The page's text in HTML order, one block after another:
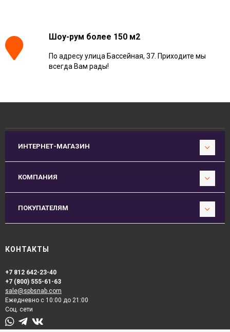
Шоу-рум более 150 м2
По адресу улица Бассейная, 37. Приходите мы
всегда Вам рады!
ИНТЕРНЕТ-МАГАЗИН
КОМПАНИЯ
ПОКУПАТЕЛЯМ
КОНТАКТЫ
+7 812 642-23-40
+7 (800) 555-61-63
sale@spbsnab.com
Ежедневно с 10:00 до 21:00
Соц. сети